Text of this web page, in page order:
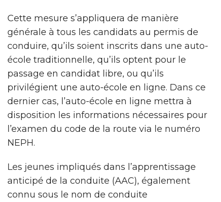
Cette mesure s’appliquera de manière
générale à tous les candidats au permis de
conduire, qu’ils soient inscrits dans une auto-
école traditionnelle, qu’ils optent pour le
passage en candidat libre, ou qu’ils
privilégient une auto-école en ligne. Dans ce
dernier cas, l’auto-école en ligne mettra à
disposition les informations nécessaires pour
l’examen du code de la route via le numéro
NEPH.
Les jeunes impliqués dans l’apprentissage
anticipé de la conduite (AAC), également
connu sous le nom de conduite